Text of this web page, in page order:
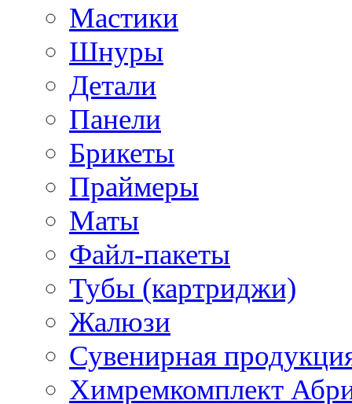
Мастики
Шнуры
Детали
Панели
Брикеты
Праймеры
Маты
Файл-пакеты
Тубы (картриджи)
Жалюзи
Сувенирная
Химремкомплект